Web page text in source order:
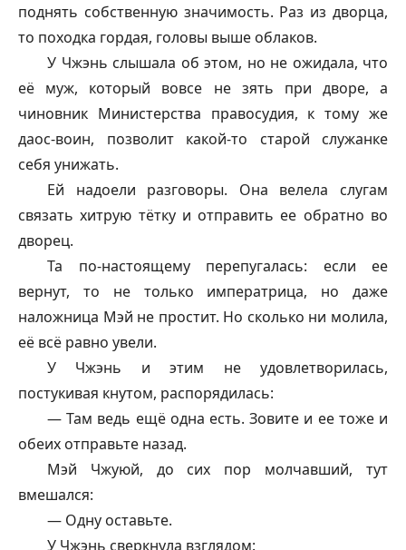
поднять собственную значимость. Раз из дворца,
то походка гордая, головы выше облаков.
У Чжэнь слышала об этом, но не ожидала, что
её муж, который вовсе не зять при дворе, а
чиновник Министерства правосудия, к тому же
даос-воин, позволит какой-то старой служанке
себя унижать.
Ей надоели разговоры. Она велела слугам
связать хитрую тётку и отправить ее обратно во
дворец.
Та по-настоящему перепугалась: если ее
вернут, то не только императрица, но даже
наложница Мэй не простит. Но сколько ни молила,
её всё равно увели.
У Чжэнь и этим не удовлетворилась,
постукивая кнутом, распорядилась:
— Там ведь ещё одна есть. Зовите и ее тоже и
обеих отправьте назад.
Мэй Чжуюй, до сих пор молчавший, тут
вмешался:
— Одну оставьте.
У Чжэнь сверкнула взглядом: